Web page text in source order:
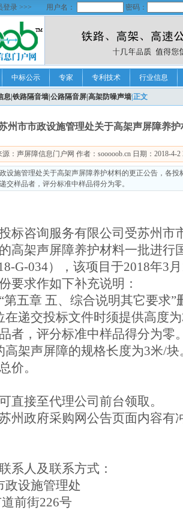
登录 >>> 用户名： 密码：
中标公示 专家 专利技术 行业信息
息|铁路隔音墙|公路隔音屏|高架防噪声墙 |正文
州市市政设施管理处关于高架声屏障养
源：声屏障信息门户网 作者：sooooob.cn 日期：2018-4-
设施管理处关于高架声屏障养护材料的更正公告，各
交样品者，评分标准中样品得分为零。
标咨询服务有限公司受苏州市
高架声屏障养护材料一批进行
G-034），该项目于2018年3
要求作如下补充说明：
第五章 五、综合说明其它要求”
在递交投标文件时须提供高度
者，评分标准中样品得分为零
高架声屏障的规格长度为3米/
价。
直接至代理公司前台领取。
苏州政府采购网公告页面内容有
系人及联系方式：
政设施管理处
前街226号